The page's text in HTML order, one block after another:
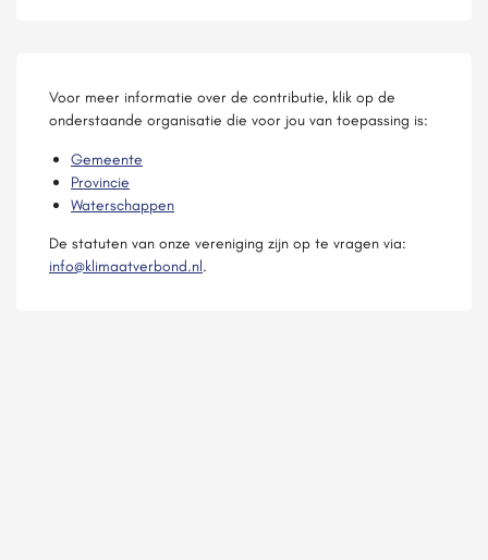
Voor meer informatie over de contributie, klik op de
onderstaande organisatie die voor jou van toepassing is:
Gemeente
Provincie
Waterschappen
De statuten van onze vereniging zijn op te vragen via:
info@klimaatverbond.nl.